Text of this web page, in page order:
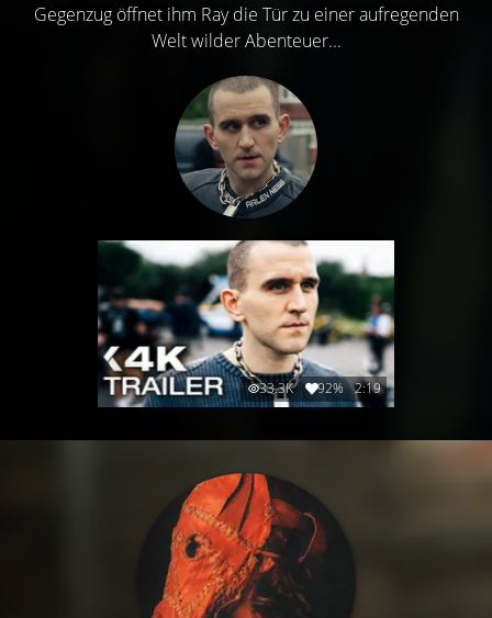
Gegenzug öffnet ihm Ray die Tür zu einer aufregenden
Welt wilder Abenteuer...
33.3K 92% 2:19